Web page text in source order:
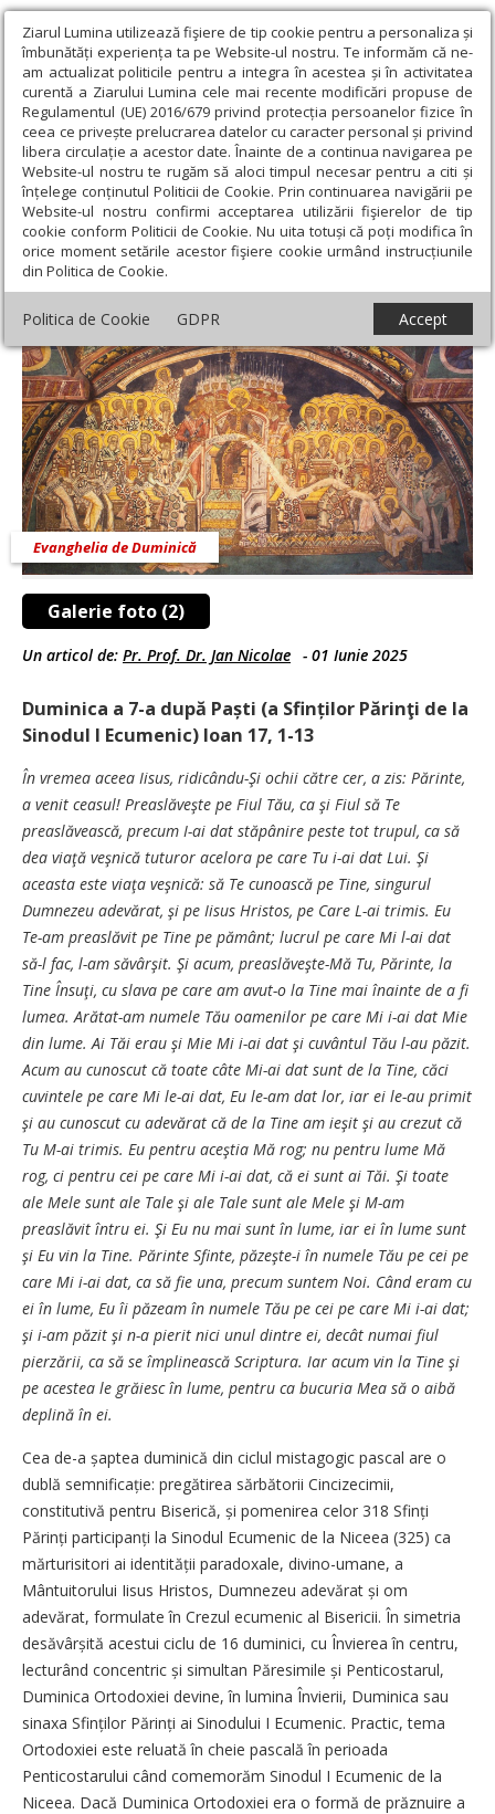
Ziarul Lumina utilizează fişiere de tip cookie pentru a personaliza și
îmbunătăți experiența ta pe Website-ul nostru. Te informăm că ne-
am actualizat politicile pentru a integra în acestea și în activitatea
curentă a Ziarului Lumina cele mai recente modificări propuse de
Regulamentul (UE) 2016/679 privind protecția persoanelor fizice în
ceea ce privește prelucrarea datelor cu caracter personal și privind
libera circulație a acestor date. Înainte de a continua navigarea pe
Website-ul nostru te rugăm să aloci timpul necesar pentru a citi și
înțelege conținutul Politicii de Cookie. Prin continuarea navigării pe
Website-ul nostru confirmi acceptarea utilizării fişierelor de tip
cookie conform Politicii de Cookie. Nu uita totuși că poți modifica în
orice moment setările acestor fişiere cookie urmând instrucțiunile
din Politica de Cookie.
Politica de Cookie GDPR Accept
Ziarul Lumina › Teologie și spiritualitate ›
Evanghelia de
Duminică › Rugăciunea arhierească și mai presus de fire oglindită
în Crezul Bisericii
Rugăciunea arhierească și mai presus de
fire oglindită în Crezul Bisericii
Galerie foto (2)
Evanghelia de Duminică
Un articol de: Pr. Prof. Dr. Jan Nicolae - 01 Iunie 2025
Duminica a 7-a după Paști (a Sfinților Părinţi de la
Sinodul I Ecumenic) Ioan 17, 1-13
În vremea aceea Iisus, ridicându-Şi ochii către cer, a zis: Părinte,
a venit ceasul! Preaslăveşte pe Fiul Tău, ca şi Fiul să Te
preaslăvească, precum I-ai dat stăpânire peste tot trupul, ca să
dea viaţă veşnică tuturor acelora pe care Tu i-ai dat Lui. Şi
aceasta este viaţa veşnică: să Te cunoască pe Tine, singurul
Dumnezeu adevărat, şi pe Iisus Hristos, pe Care L-ai trimis. Eu
Te-am preaslăvit pe Tine pe pământ; lucrul pe care Mi l-ai dat
să-l fac, l-am săvârşit. Şi acum, preaslăveşte-Mă Tu, Părinte, la
Tine Însuţi, cu slava pe care am avut-o la Tine mai înainte de a fi
lumea. Arătat-am numele Tău oamenilor pe care Mi i-ai dat Mie
din lume. Ai Tăi erau şi Mie Mi i-ai dat şi cuvântul Tău l-au păzit.
Acum au cunoscut că toate câte Mi-ai dat sunt de la Tine, căci
cuvintele pe care Mi le-ai dat, Eu le-am dat lor, iar ei le-au primit
şi au cunoscut cu adevărat că de la Tine am ieşit şi au crezut că
Tu M-ai trimis. Eu pentru aceştia Mă rog; nu pentru lume Mă
rog, ci pentru cei pe care Mi i-ai dat, că ei sunt ai Tăi. Şi toate
ale Mele sunt ale Tale şi ale Tale sunt ale Mele şi M-am
preaslăvit întru ei. Şi Eu nu mai sunt în lume, iar ei în lume sunt
şi Eu vin la Tine. Părinte Sfinte, păzeşte-i în numele Tău pe cei pe
care Mi i-ai dat, ca să fie una, precum suntem Noi. Când eram cu
ei în lume, Eu îi păzeam în numele Tău pe cei pe care Mi i-ai dat;
şi i-am păzit şi n-a pierit nici unul dintre ei, decât numai fiul
pierzării, ca să se împlinească Scriptura. Iar acum vin la Tine şi
pe acestea le grăiesc în lume, pentru ca bucuria Mea să o aibă
deplină în ei.
Cea de-a șaptea duminică din ciclul mistagogic pascal are o
dublă semni­ficație: pregătirea sărbătorii Cinci­zecimii,
constitutivă pentru Biserică, și pomenirea celor 318 Sfinți
Părinți participanți la ­Sinodul Ecumenic de la Niceea (325) ca
mărturisitori ai iden­tității paradoxale, divi­no-umane, a
Mântuitorului Iisus Hristos, Dumnezeu adevărat și om
adevărat, formulate în Crezul ecumenic al Bisericii. În simetria
desăvârșită acestui ciclu de 16 duminici, cu Învierea în centru,
lecturând concentric și simultan Păresimile și Penticostarul,
Duminica Ortodoxiei devine, în lumina Învierii, Duminica sau
sinaxa Sfinților Părinți ai Sinodului I Ecumenic. Practic, tema
Ortodoxiei este reluată în cheie pascală în perioada
Penticostarului când comemorăm Sinodul I Ecumenic de la
Niceea. Dacă Duminica Ortodoxiei era o formă de prăznuire a